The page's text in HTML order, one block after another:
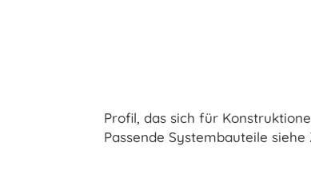
Profil, das sich für
Passende Systembauteile siehe